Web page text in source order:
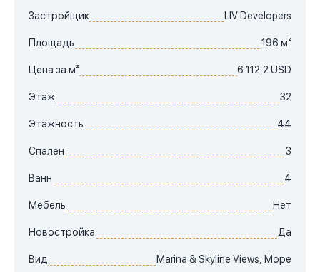
Застройщик LIV Developers
Площадь 196 м²
Цена за м² 6 112,2 USD
Этаж 32
Этажность 44
Спален 3
Ванн 4
Мебель Нет
Новостройка Да
Вид Marina & Skyline Views, Море